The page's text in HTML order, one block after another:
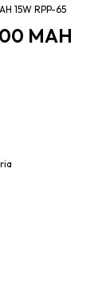
15W RPP-65
MAH